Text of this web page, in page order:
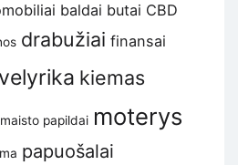
baldai butai CBD
drabužiai finansai
kiemas
maisto papildai moterys
papuošalai